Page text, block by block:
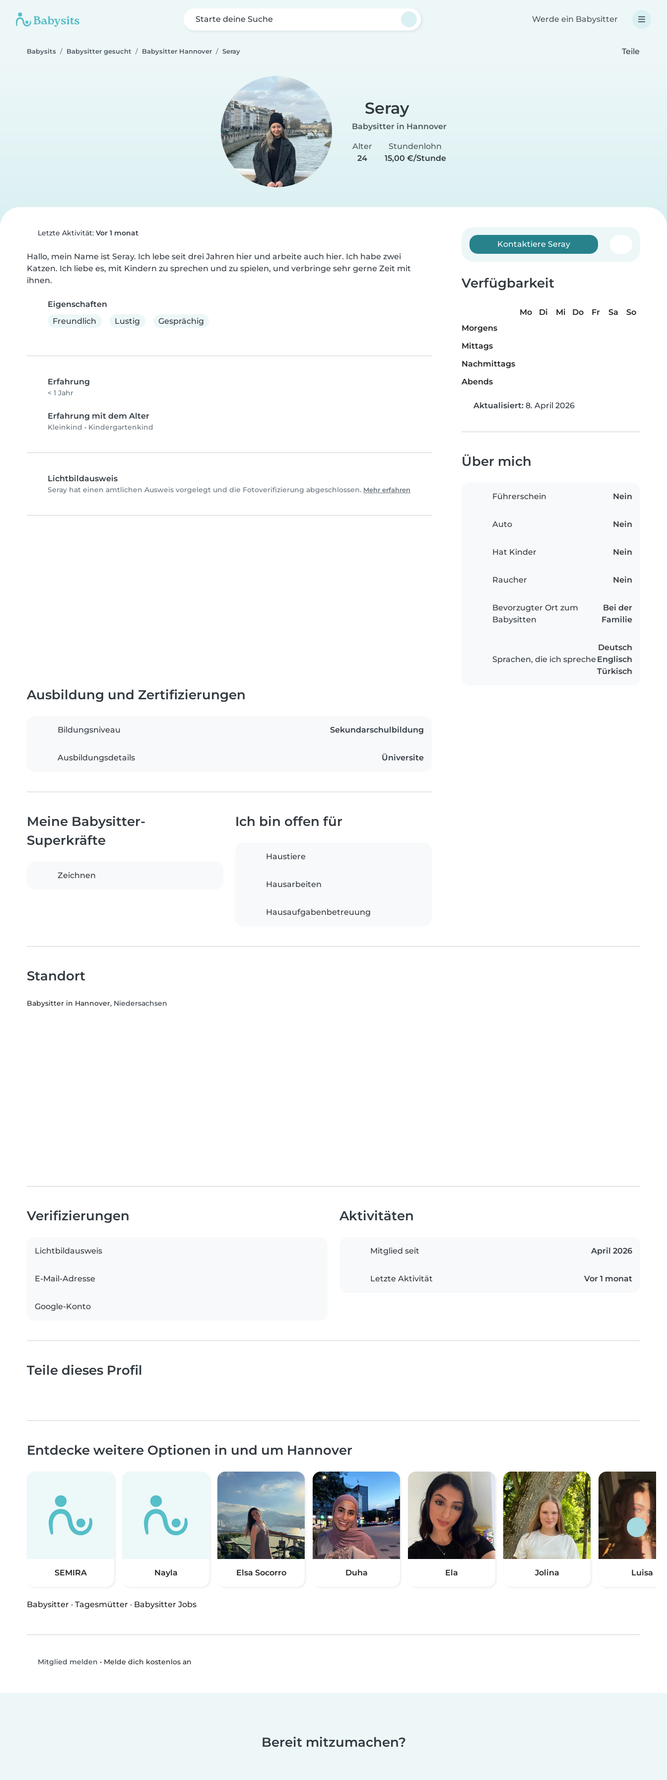
Starte deine Suche Werde ein Babysitter
Babysits Babysitter gesucht Babysitter Hannover Seray Teile
Seray
Babysitter in Hannover
Alter
24
Stundenlohn
15,00 €/Stunde
Letzte Aktivität: Vor 1 monat
Hallo, mein Name ist Seray. Ich lebe seit drei Jahren hier und arbeite auch hier. Ich habe zwei
Katzen. Ich liebe es, mit Kindern zu sprechen und zu spielen, und verbringe sehr gerne Zeit mit
ihnen.
Eigenschaften
Freundlich
Lustig Gesprächig
Erfahrung
< 1 Jahr
Erfahrung mit dem Alter
Kleinkind • Kindergartenkind
Lichtbildausweis
Seray hat einen amtlichen Ausweis vorgelegt und die Fotoverifizierung abgeschlossen. Mehr erfahren
Kontaktiere Seray
Verfügbarkeit
Mo Di Mi Do Fr Sa
So
Morgens
Mittags
Nachmittags
Abends
Aktualisiert: 8. April 2026
Über mich
Führerschein Nein
Auto Nein
Hat Kinder Nein
Raucher Nein
Bevorzugter Ort zum
Babysitten
Bei der
Familie
Sprachen, die ich spreche
Deutsch
Englisch
Türkisch
Ausbildung und Zertifizierungen
Bildungsniveau Sekundarschulbildung
Ausbildungsdetails Üniversite
Meine Babysitter-
Superkräfte
Zeichnen
Ich bin offen für
Haustiere
Hausarbeiten
Hausaufgabenbetreuung
Standort
Babysitter in Hannover, Niedersachsen
Verifizierungen
Lichtbildausweis
E-Mail-Adresse
Google-Konto
Aktivitäten
Mitglied seit April 2026
Letzte Aktivität Vor 1 monat
Teile dieses Profil
Entdecke weitere Optionen in und um Hannover
SEMIRA Nayla Elsa Socorro Duha Ela Jolina Luisa
Babysitter · Tagesmütter · Babysitter Jobs
Mitglied melden • Melde dich kostenlos an
Bereit mitzumachen?